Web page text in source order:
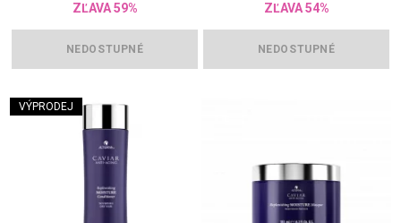
ZĽAVA 59%
NEDOSTUPNÉ
ZĽAVA 54%
NEDOSTUPNÉ
VÝPRODEJ